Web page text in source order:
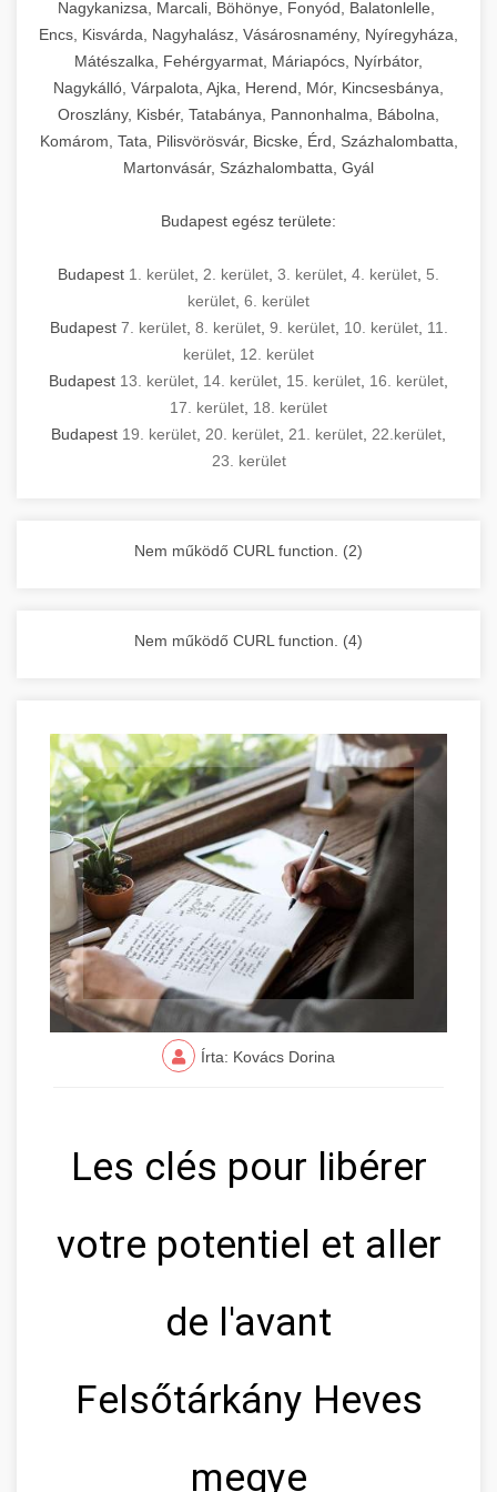
Ipari sütők és gőzpárolók katalógusa -
chef-iparikonyhagepek.hu
berendezések
használatot, miközben megfelel az összes
higiéniai előírásnak.
Ipari hűtőberendezések széles
választéka - chef-iparikonyhagepek.hu
kereskedelmi hűtőegység és hűtőkamra rendszerek
hőmérsékletet és vízminőséget figyelő
rendszerekkel, valamint energiatakarékos
technológiával rendelkeznek. A rozsdamentes
acél konstrukció és a könnyen hozzáférhető
karbantartási pontok biztosítják a hosszú
élettartamot és az egyszerű üzemeltetést.
Ipari mosogatógépek teljes kínálata -
kereskedelmi mosogatógép és tisztítóberendezések
tisztíthatók, szétszerelhetők és karbantarthatók,
megfelelnek az összes élelmiszer-biztonsági
előírásnak. Különböző teljesítményű modellek
állnak rendelkezésre asztali és állványos
kivitelben, az egyedi igények és a
feldolgozandó mennyiségek függvényében.
Biztonságos kezelést biztosító védőburkolatok
számára.
Sajtreszelő gépek szakmai választéka -
chef-iparikonyhagepek.hu
kereskedelmi sajtreszelő és aprítógépek
berendezést magában foglal, amely szükséges
egy modern, hatékonyan működő
kereskedelmi konyha komplett felszereléséhez
és működtetéséhez. Az alapvető
főzőberendezésektől (tűzhelyek, sütők,
grillsütők, frittőzök) kezdve a speciális
feldolgozógépeken (szeletelők, aprítók,
kiegészítő eszközökig mindent egy helyen
megtalál. Szakértő tanácsadóink segítenek a
megfelelő berendezések kiválasztásában, a
konyha optimális elrendezésének
megtervezésében, valamint a telepítés és az
üzembe helyezés koordinálásában. Hosszú távú
garancia, gyors szerviz és folyamatos műszaki
támogatás biztosítja az Ön nyugalmát és
Nagykonyhai berendezések komplett
Nagykanizsa, Marcali, Böhönye, Fonyód, Balatonlelle,
Encs, Kisvárda, Nagyhalász, Vásárosnamény, Nyíregyháza,
Mátészalka, Fehérgyarmat, Máriapócs, Nyírbátor,
Nagykálló, Várpalota, Ajka, Herend, Mór, Kincsesbánya,
Oroszlány, Kisbér, Tatabánya, Pannonhalma, Bábolna,
Komárom, Tata, Pilisvörösvár, Bicske, Érd, Százhalombatta,
Martonvásár, Százhalombatta, Gyál
Budapest egész területe:
Budapest 1. kerület 2. kerület 3. kerület 4. kerület 5.
kerület 6. kerület
Budapest 7. kerület, 8. kerület, 9. kerület, 10. kerület, 11.
kerület 12. kerület
Budapest 13. kerület 14. kerület 15. kerület 16. kerület
17. kerület 18. kerület
Budapest 19. kerület 20. kerület 21. kerület 22.kerület
23. kerület
Nem működő CURL function. (2)
Nem működő CURL function. (4)
Írta: Kovács Dorina
Les clés pour libérer
votre potentiel et aller
de l'avant
Felsőtárkány Heves
megye